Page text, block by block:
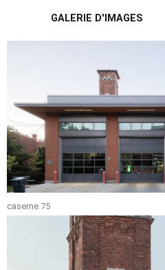
GALERIE D'IMAGES
caserne 75